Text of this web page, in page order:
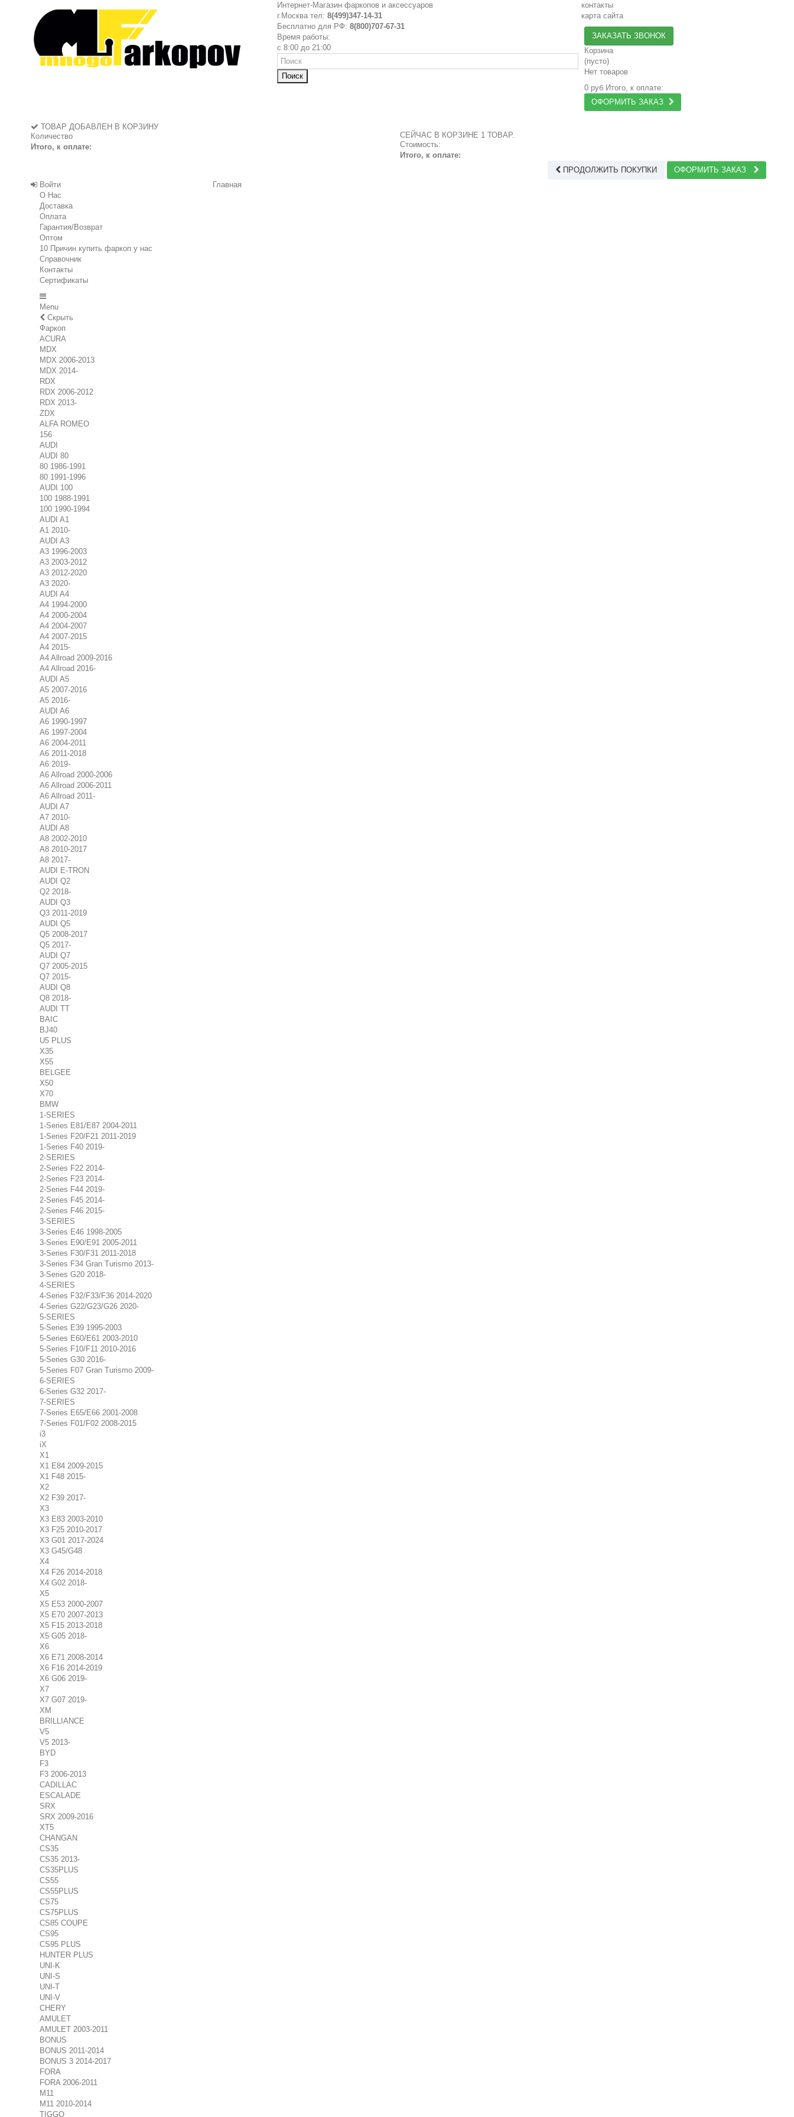
Интернет-Магазин фаркопов и аксессуаров
г.Москва тел: 8(499)347-14-31
Бесплатно для РФ: 8(800)707-67-31
Время работы:
с 8:00 до 21:00
Поиск
контакты
карта сайта
ЗАКАЗАТЬ ЗВОНОК
Корзина
(пусто)
Нет товаров
0 руб Итого, к оплате:
ОФОРМИТЬ ЗАКАЗ
ТОВАР ДОБАВЛЕН В КОРЗИНУ
Количество
Итого, к оплате:
СЕЙЧАС В КОРЗИНЕ 1 ТОВАР.
Стоимость:
Итого, к оплате:
ПРОДОЛЖИТЬ ПОКУПКИ
ОФОРМИТЬ ЗАКАЗ
Войти
Главная
О Нас
Доставка
Оплата
Гарантия/Возврат
Оптом
10 Причин купить фаркоп у нас
Справочник
Контакты
Сертификаты
Menu
Скрыть
Фаркоп
ACURA
MDX
MDX 2006-2013
MDX 2014-
RDX
RDX 2006-2012
RDX 2013-
ZDX
ALFA ROMEO
156
AUDI
AUDI 80
80 1986-1991
80 1991-1996
AUDI 100
100 1988-1991
100 1990-1994
AUDI A1
A1 2010-
AUDI A3
A3 1996-2003
A3 2003-2012
A3 2012-2020
A3 2020-
AUDI A4
A4 1994-2000
A4 2000-2004
A4 2004-2007
A4 2007-2015
A4 2015-
A4 Allroad 2009-2016
A4 Allroad 2016-
AUDI A5
A5 2007-2016
A5 2016-
AUDI A6
A6 1990-1997
A6 1997-2004
A6 2004-2011
A6 2011-2018
A6 2019-
A6 Allroad 2000-2006
A6 Allroad 2006-2011
A6 Allroad 2011-
AUDI A7
A7 2010-
AUDI A8
A8 2002-2010
A8 2010-2017
A8 2017-
AUDI E-TRON
AUDI Q2
Q2 2018-
AUDI Q3
Q3 2011-2019
AUDI Q5
Q5 2008-2017
Q5 2017-
AUDI Q7
Q7 2005-2015
Q7 2015-
AUDI Q8
Q8 2018-
AUDI TT
BAIC
BJ40
U5 PLUS
X35
X55
BELGEE
X50
X70
BMW
1-SERIES
1-Series E81/E87 2004-2011
1-Series F20/F21 2011-2019
1-Series F40 2019-
2-SERIES
2-Series F22 2014-
2-Series F23 2014-
2-Series F44 2019-
2-Series F45 2014-
2-Series F46 2015-
3-SERIES
3-Series E46 1998-2005
3-Series E90/E91 2005-2011
3-Series F30/F31 2011-2018
3-Series F34 Gran Turismo 2013-
3-Series G20 2018-
4-SERIES
4-Series F32/F33/F36 2014-2020
4-Series G22/G23/G26 2020-
5-SERIES
5-Series E39 1995-2003
5-Series E60/E61 2003-2010
5-Series F10/F11 2010-2016
5-Series G30 2016-
5-Series F07 Gran Turismo 2009-
6-SERIES
6-Series G32 2017-
7-SERIES
7-Series E65/E66 2001-2008
7-Series F01/F02 2008-2015
i3
iX
X1
X1 E84 2009-2015
X1 F48 2015-
X2
X2 F39 2017-
X3
X3 E83 2003-2010
X3 F25 2010-2017
X3 G01 2017-2024
X3 G45/G48
X4
X4 F26 2014-2018
X4 G02 2018-
X5
X5 E53 2000-2007
X5 E70 2007-2013
X5 F15 2013-2018
X5 G05 2018-
X6
X6 E71 2008-2014
X6 F16 2014-2019
X6 G06 2019-
X7
X7 G07 2019-
XM
BRILLIANCE
V5
V5 2013-
BYD
F3
F3 2006-2013
CADILLAC
ESCALADE
SRX
SRX 2009-2016
XT5
CHANGAN
CS35
CS35 2013-
CS35PLUS
CS55
CS55PLUS
CS75
CS75PLUS
CS85 COUPE
CS95
CS95 PLUS
HUNTER PLUS
UNI-K
UNI-S
UNI-T
UNI-V
CHERY
AMULET
AMULET 2003-2011
BONUS
BONUS 2011-2014
BONUS 3 2014-2017
FORA
FORA 2006-2011
M11
M11 2010-2014
TIGGO